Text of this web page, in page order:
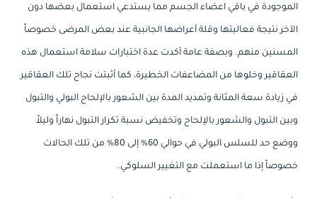
الموجودة في باقي اعضاء الجسم مما يستدعي استعمال بعضها دون
الآخر نتيجة فعاليتها وقلة أعراضها الجانبية عند بعض المرضى خصوصاً
المسنين منهم. وبصفة عامة أكدت عدة اختبارات سلامة استعمال هذه
العقاقير وخلوها من المضاعفات الخطيرة، كما أثبتت نجاح تلك العقاقير
في زيادة سعة المثانة وتمديد المدة بين الشعور بالإلحاح البولي والتبول
وبين التبول والشعور بالإلحاح وتخفيض نسبة تكرار التبول نهاراً وليلاً
ووضع حد للسلس البولي في حوالي 60% إلى 80% من تلك الحالات
خصوصاً إذا ما استعملت مع التغيير السلوكي.